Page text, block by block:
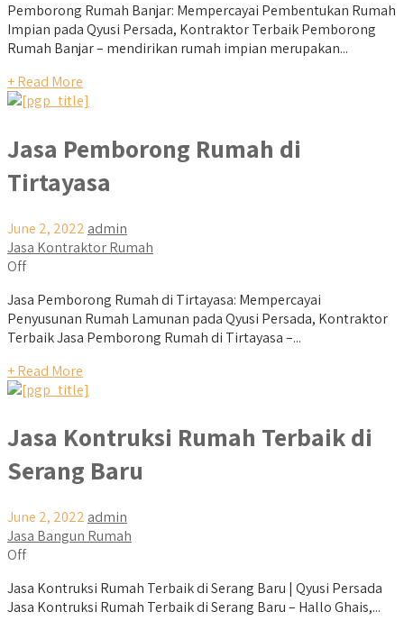
Pemborong Rumah Banjar: Mempercayai Pembentukan Rumah
Impian pada Qyusi Persada, Kontraktor Terbaik Pemborong
Rumah Banjar – mendirikan rumah impian merupakan...
+ Read More
Jasa Pemborong Rumah di
Tirtayasa
June 2, 2022 admin
Jasa Kontraktor Rumah
Off
Jasa Pemborong Rumah di Tirtayasa: Mempercayai
Penyusunan Rumah Lamunan pada Qyusi Persada, Kontraktor
Terbaik Jasa Pemborong Rumah di Tirtayasa –...
+ Read More
Jasa Kontruksi Rumah Terbaik di
Serang Baru
June 2, 2022 admin
Jasa Bangun Rumah
Off
Jasa Kontruksi Rumah Terbaik di Serang Baru | Qyusi Persada
Jasa Kontruksi Rumah Terbaik di Serang Baru – Hallo Ghais,...